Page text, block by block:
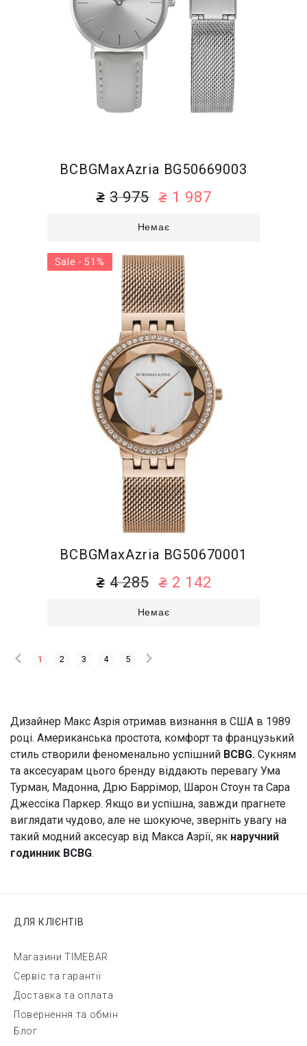
BCBGMaxAzria BG50669003
3 975 1 987
Немає
BCBGMaxAzria BG50670001
4 285 2 142
Немає
Sale - 51%
1 2 3 4 5
Дизайнер Макс Азрія отримав визнання в США в 1989
році. Американська простота, комфорт та французький
стиль створили феноменально успішний BCBG. Сукням
та аксесуарам цього бренду віддають перевагу Ума
Турман, Мадонна, Дрю Баррімор, Шарон Стоун та Сара
Джессіка Паркер. Якщо ви успішна, завжди прагнете
виглядати чудово, але не шокуюче, зверніть увагу на
такий модний аксесуар від Макса Азрії, як наручний
годинник BCBG.
ДЛЯ КЛІЄНТІВ
Магазини TIMEBAR
Сервіс та гарантії
Доставка та оплата
Повернення та обмін
Блог